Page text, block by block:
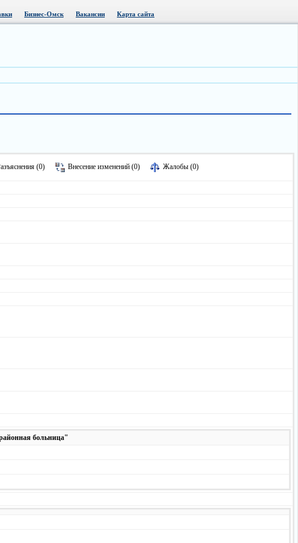
Бизнес-Омск Вакансии Карта сайта
(0) Внесение изменений (0)
Жалобы (0)
больница"